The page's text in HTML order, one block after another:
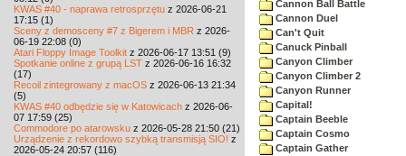
KWAS #40 - naprawa retrosprzętu z 2026-06-21
17:15 (1)
Sceny z demosceny #7 z Bigerem i MBR z 2026-
06-19 22:08 (0)
Atari Floppy Image Toolkit z 2026-06-17 13:51 (9)
Spotkanie online z grupą LST z 2026-06-16 16:32
(17)
Recoil zintegrowany z macOS z 2026-06-13 21:34
(5)
KWAS #40 odbędzie się w Katowicach z 2026-06-
07 17:59 (25)
Commodore po atarowsku z 2026-05-28 21:50 (21)
Urządzenie z rekordowo szybką transmisją SIO! z
2026-05-24 20:57 (116)
Cannon Ball Battle
Cannon Duel
Can't Quit
Canuck Pinball
Canyon Climber
Canyon Climber 2
Canyon Runner
Capital!
Captain Beeble
Captain Cosmo
Captain Gather